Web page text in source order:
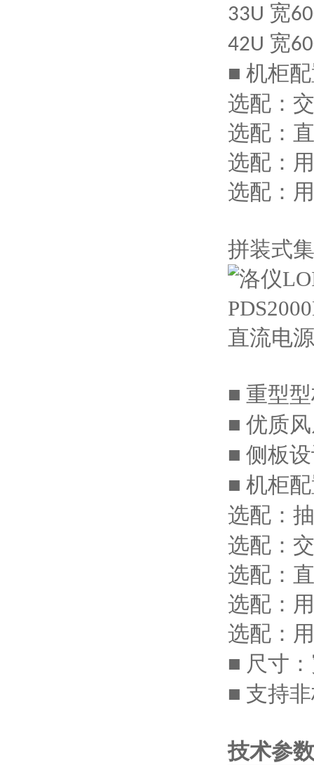
33U 宽
42U 宽
■ 机柜
选配：
选配：
选配：
选配：
拼装式
■ 重型
■ 优质
■ 侧板
■ 机柜
选配：
选配：
选配：
选配：
选配：
■ 尺寸
■ 支持
技术参